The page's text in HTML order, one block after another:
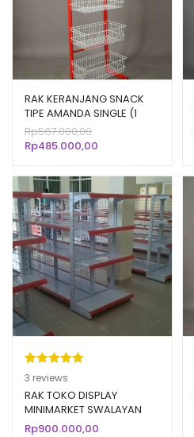
RAK KERANJANG SNACK
TIPE AMANDA SINGLE (1
SISI), 4 SUSUN
Rp567.000,00
aslinya
Rp567.000,00.
Rp485.000,00
ini
adalah:
Rp485.000,00.
Peringkat
5.00 dari 5
berdasarka
n
3
penilaian
3 reviews
RAK TOKO DISPLAY
MINIMARKET SWALAYAN
MODERN TIPE RR-13
Rp900.000,00